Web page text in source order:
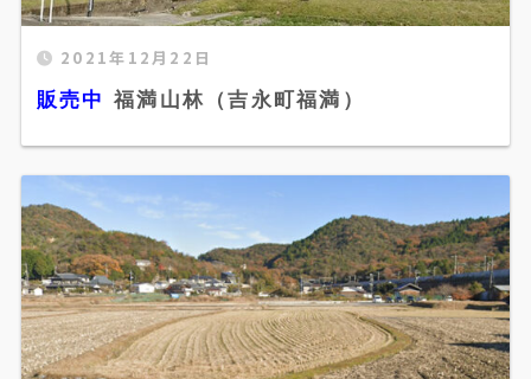
販売中 福満山林（吉永町福満）" width="520"
height="300" />
2021年12月22日
販売中 福満山林（吉永町福満）